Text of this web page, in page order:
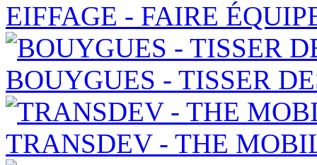
EIFFAGE - FAIRE
BOUYGUES - TISSER
TRANSDEV - THE